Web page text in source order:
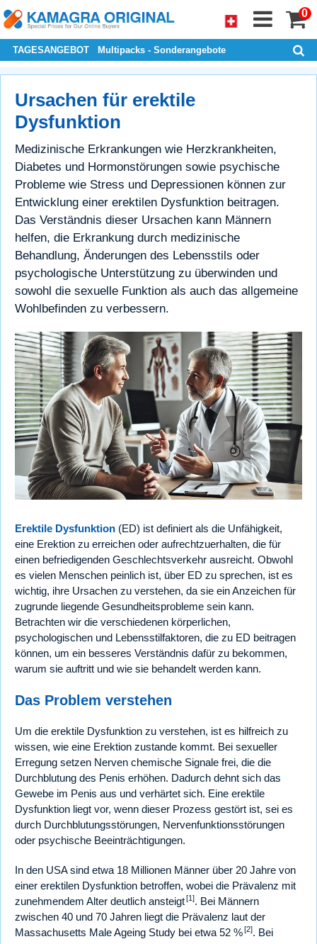
0
TAGESANGEBOT Multipacks - Sonderangebote
Ursachen für erektile
Dysfunktion
Medizinische Erkrankungen wie Herzkrankheiten,
Diabetes und Hormonstörungen sowie psychische
Probleme wie Stress und Depressionen können zur
Entwicklung einer erektilen Dysfunktion beitragen.
Das Verständnis dieser Ursachen kann Männern
helfen, die Erkrankung durch medizinische
Behandlung, Änderungen des Lebensstils oder
psychologische Unterstützung zu überwinden und
sowohl die sexuelle Funktion als auch das allgemeine
Wohlbefinden zu verbessern.
Erektile Dysfunktion (ED) ist definiert als die Unfähigkeit,
eine Erektion zu erreichen oder aufrechtzuerhalten, die für
einen befriedigenden Geschlechtsverkehr ausreicht. Obwohl
es vielen Menschen peinlich ist, über ED zu sprechen, ist es
wichtig, ihre Ursachen zu verstehen, da sie ein Anzeichen für
zugrunde liegende Gesundheitsprobleme sein kann.
Betrachten wir die verschiedenen körperlichen,
psychologischen und Lebensstilfaktoren, die zu ED beitragen
können, um ein besseres Verständnis dafür zu bekommen,
warum sie auftritt und wie sie behandelt werden kann.
Das Problem verstehen
Um die erektile Dysfunktion zu verstehen, ist es hilfreich zu
wissen, wie eine Erektion zustande kommt. Bei sexueller
Erregung setzen Nerven chemische Signale frei, die die
Durchblutung des Penis erhöhen. Dadurch dehnt sich das
Gewebe im Penis aus und verhärtet sich. Eine erektile
Dysfunktion liegt vor, wenn dieser Prozess gestört ist, sei es
durch Durchblutungsstörungen, Nervenfunktionsstörungen
oder psychische Beeinträchtigungen.
In den USA sind etwa 18 Millionen Männer über 20 Jahre von
einer erektilen Dysfunktion betroffen, wobei die Prävalenz mit
zunehmendem Alter deutlich ansteigt [1]. Bei Männern
zwischen 40 und 70 Jahren liegt die Prävalenz laut der
Massachusetts Male Ageing Study bei etwa 52 % [2]. Bei